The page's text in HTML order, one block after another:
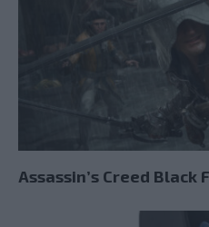
Assassin’s Creed Black